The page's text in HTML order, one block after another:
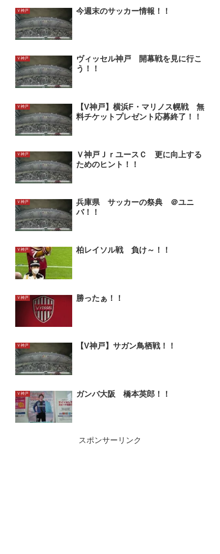
Ｖ神戸 今週末のサッカー情報！！
Ｖ神戸
ヴィッセル神戸 開幕戦を見に行こ
う！！
Ｖ神戸
【V神戸】横浜F・マリノス幌戦 無
料チケットプレゼント応募終了！！
Ｖ神戸
Ｖ神戸ＪｒユースＣ 更に向上する
ためのヒント！！
Ｖ神戸
兵庫県 サッカーの祭典 ＠ユニ
バ！！
Ｖ神戸 柏レイソル戦 負け～！！
Ｖ神戸 勝ったぁ！！
Ｖ神戸 【V神戸】サガン鳥栖戦！！
Ｖ神戸 ガンバ大阪 橋本英郎！！
スポンサーリンク